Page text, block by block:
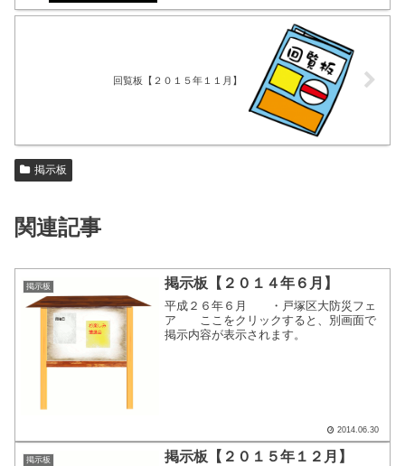
回覧板【２０１５年１１月】
掲示板
関連記事
掲示板 掲示板【２０１４年６月】
平成２６年６月 ・戸塚区大防災フェ
ア ここをクリックすると、別画面で
掲示内容が表示されます。
2014.06.30
掲示板 掲示板【２０１５年１２月】